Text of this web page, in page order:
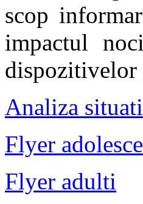
scop
impactul
dispozitivelor
Analiza
Flyer
Flyer adulti